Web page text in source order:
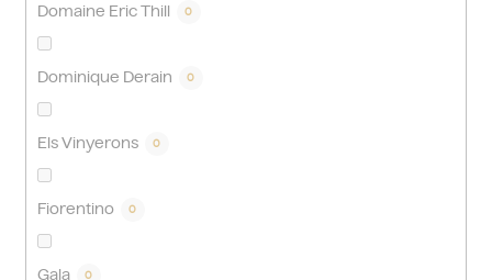
Domaine Eric Thill 0
Dominique Derain 0
Els Vinyerons 0
Fiorentino 0
Gala 0